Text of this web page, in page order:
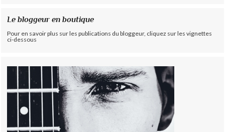
Le bloggeur en boutique
Pour en savoir plus sur les publications du bloggeur, cliquez sur les vignettes
ci-dessous